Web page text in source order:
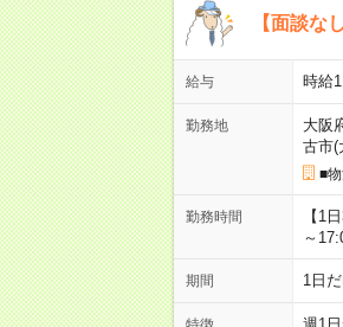
【面談な
給与 時給
勤務地
大阪
古市(
■
勤務時間
【1
～
期間 1日